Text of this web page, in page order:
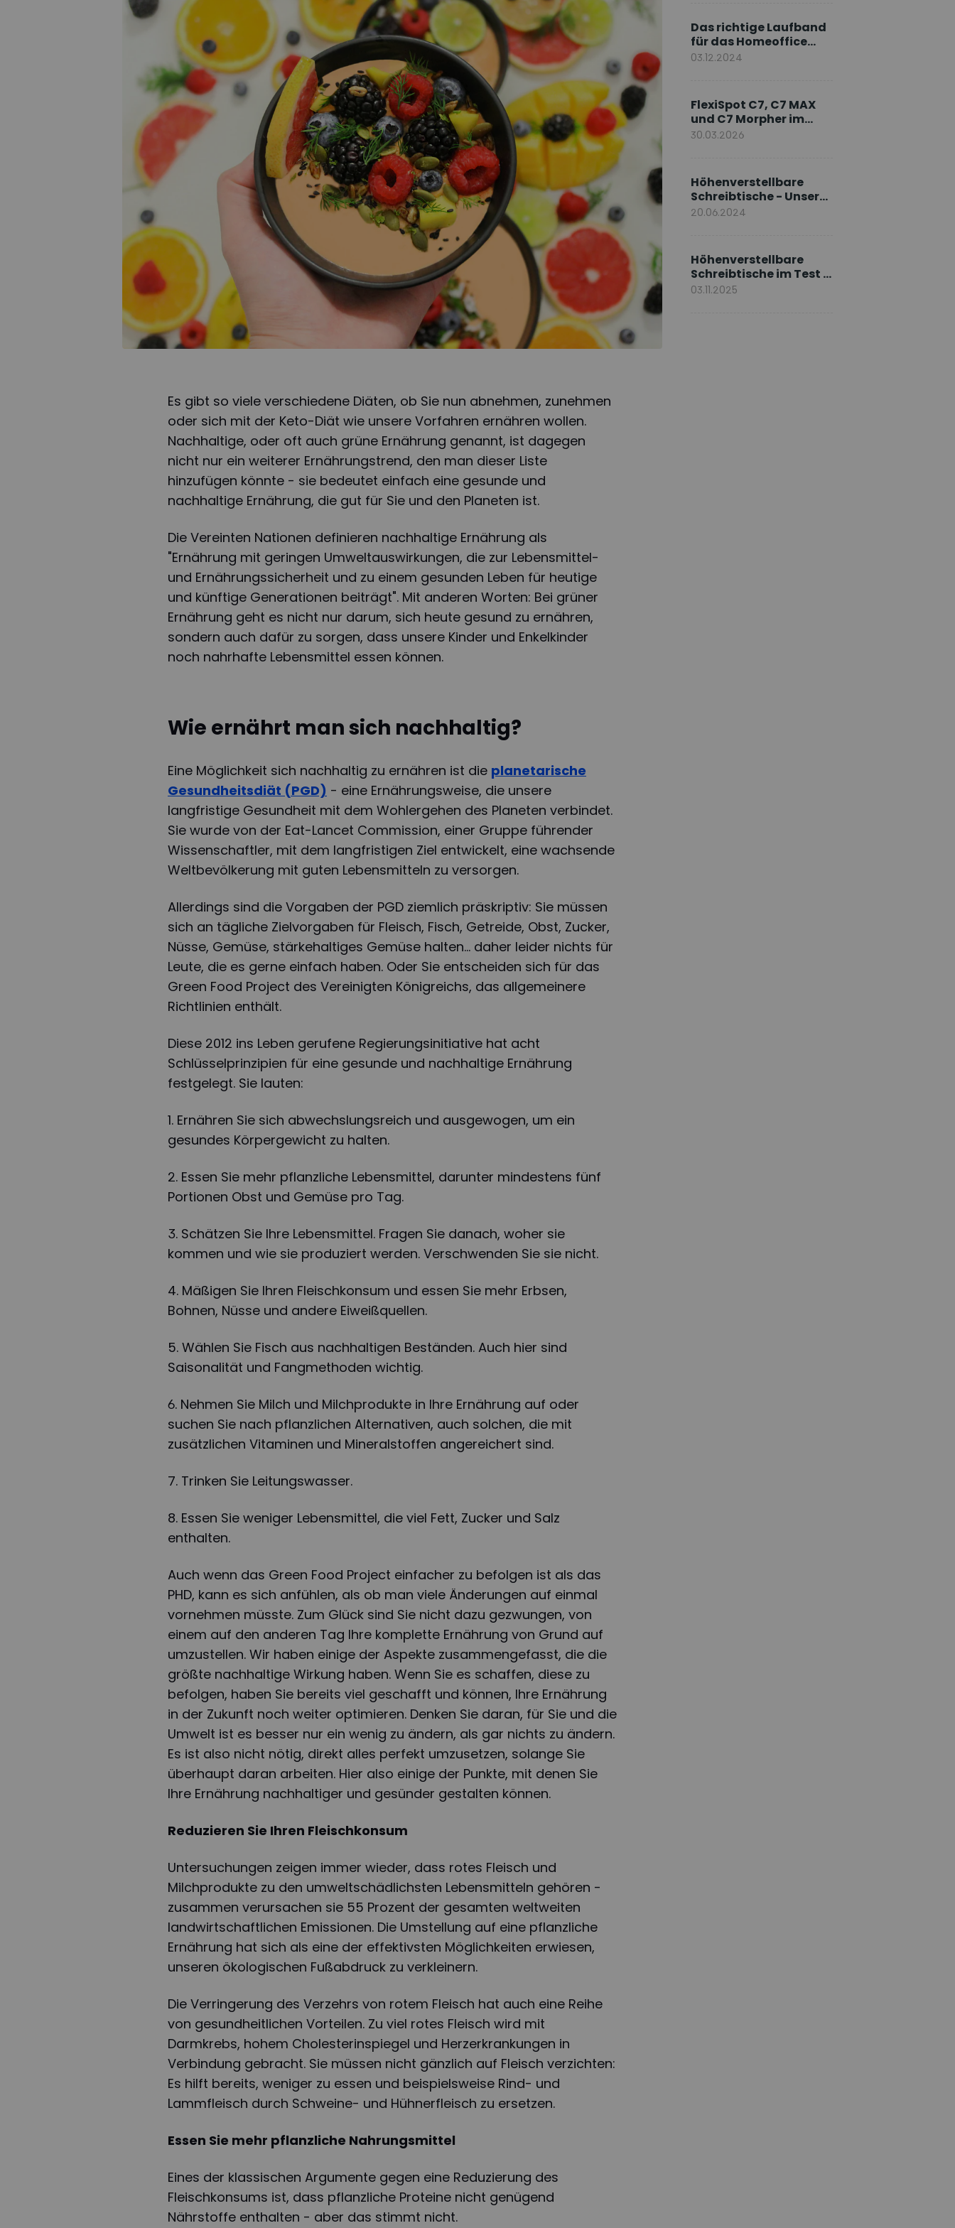
Es gibt so viele verschiedene Diäten, ob Sie nun abnehmen, zunehmen
oder sich mit der Keto-Diät wie unsere Vorfahren ernähren wollen.
Nachhaltige, oder oft auch grüne Ernährung genannt, ist dagegen
nicht nur ein weiterer Ernährungstrend, den man dieser Liste
hinzufügen könnte - sie bedeutet einfach eine gesunde und
nachhaltige Ernährung, die gut für Sie und den Planeten ist.
Die Vereinten Nationen definieren nachhaltige Ernährung als
"Ernährung mit geringen Umweltauswirkungen, die zur Lebensmittel-
und Ernährungssicherheit und zu einem gesunden Leben für heutige
und künftige Generationen beiträgt". Mit anderen Worten: Bei grüner
Ernährung geht es nicht nur darum, sich heute gesund zu ernähren,
sondern auch dafür zu sorgen, dass unsere Kinder und Enkelkinder
noch nahrhafte Lebensmittel essen können.
Wie ernährt man sich nachhaltig?
Eine Möglichkeit sich nachhaltig zu ernähren ist die planetarische
Gesundheitsdiät (PGD) - eine Ernährungsweise, die unsere
langfristige Gesundheit mit dem Wohlergehen des Planeten verbindet.
Sie wurde von der Eat-Lancet Commission, einer Gruppe führender
Wissenschaftler, mit dem langfristigen Ziel entwickelt, eine wachsende
Weltbevölkerung mit guten Lebensmitteln zu versorgen.
Allerdings sind die Vorgaben der PGD ziemlich präskriptiv: Sie müssen
sich an tägliche Zielvorgaben für Fleisch, Fisch, Getreide, Obst, Zucker,
Nüsse, Gemüse, stärkehaltiges Gemüse halten... daher leider nichts für
Leute, die es gerne einfach haben. Oder Sie entscheiden sich für das
Green Food Project des Vereinigten Königreichs, das allgemeinere
Richtlinien enthält.
Diese 2012 ins Leben gerufene Regierungsinitiative hat acht
Schlüsselprinzipien für eine gesunde und nachhaltige Ernährung
festgelegt. Sie lauten:
1. Ernähren Sie sich abwechslungsreich und ausgewogen, um ein
gesundes Körpergewicht zu halten.
2. Essen Sie mehr pflanzliche Lebensmittel, darunter mindestens fünf
Portionen Obst und Gemüse pro Tag.
3. Schätzen Sie Ihre Lebensmittel. Fragen Sie danach, woher sie
kommen und wie sie produziert werden. Verschwenden Sie sie nicht.
4. Mäßigen Sie Ihren Fleischkonsum und essen Sie mehr Erbsen,
Bohnen, Nüsse und andere Eiweißquellen.
5. Wählen Sie Fisch aus nachhaltigen Beständen. Auch hier sind
Saisonalität und Fangmethoden wichtig.
6. Nehmen Sie Milch und Milchprodukte in Ihre Ernährung auf oder
suchen Sie nach pflanzlichen Alternativen, auch solchen, die mit
zusätzlichen Vitaminen und Mineralstoffen angereichert sind.
7. Trinken Sie Leitungswasser.
8. Essen Sie weniger Lebensmittel, die viel Fett, Zucker und Salz
enthalten.
Auch wenn das Green Food Project einfacher zu befolgen ist als das
PHD, kann es sich anfühlen, als ob man viele Änderungen auf einmal
vornehmen müsste. Zum Glück sind Sie nicht dazu gezwungen, von
einem auf den anderen Tag Ihre komplette Ernährung von Grund auf
umzustellen. Wir haben einige der Aspekte zusammengefasst, die die
größte nachhaltige Wirkung haben. Wenn Sie es schaffen, diese zu
befolgen, haben Sie bereits viel geschafft und können, Ihre Ernährung
in der Zukunft noch weiter optimieren. Denken Sie daran, für Sie und die
Umwelt ist es besser nur ein wenig zu ändern, als gar nichts zu ändern.
Es ist also nicht nötig, direkt alles perfekt umzusetzen, solange Sie
überhaupt daran arbeiten. Hier also einige der Punkte, mit denen Sie
Ihre Ernährung nachhaltiger und gesünder gestalten können.
Reduzieren Sie Ihren Fleischkonsum
Untersuchungen zeigen immer wieder, dass rotes Fleisch und
Milchprodukte zu den umweltschädlichsten Lebensmitteln gehören -
zusammen verursachen sie 55 Prozent der gesamten weltweiten
landwirtschaftlichen Emissionen. Die Umstellung auf eine pflanzliche
Ernährung hat sich als eine der effektivsten Möglichkeiten erwiesen,
unseren ökologischen Fußabdruck zu verkleinern.
Die Verringerung des Verzehrs von rotem Fleisch hat auch eine Reihe
von gesundheitlichen Vorteilen. Zu viel rotes Fleisch wird mit
Darmkrebs, hohem Cholesterinspiegel und Herzerkrankungen in
Verbindung gebracht. Sie müssen nicht gänzlich auf Fleisch verzichten:
Es hilft bereits, weniger zu essen und beispielsweise Rind- und
Lammfleisch durch Schweine- und Hühnerfleisch zu ersetzen.
Essen Sie mehr pflanzliche Nahrungsmittel
Eines der klassischen Argumente gegen eine Reduzierung des
Fleischkonsums ist, dass pflanzliche Proteine nicht genügend
Nährstoffe enthalten - aber das stimmt nicht.
Das richtige Laufband
für das Homeoffice
wählen
03.12.2024
FlexiSpot C7, C7 MAX
und C7 Morpher im
Vergleich: Welches
30.03.2026
Höhenverstellbare
Schreibtische - Unsere
E7-Serie
20.06.2024
Höhenverstellbare
Schreibtische im Test –
Die besten Standing
03.11.2025